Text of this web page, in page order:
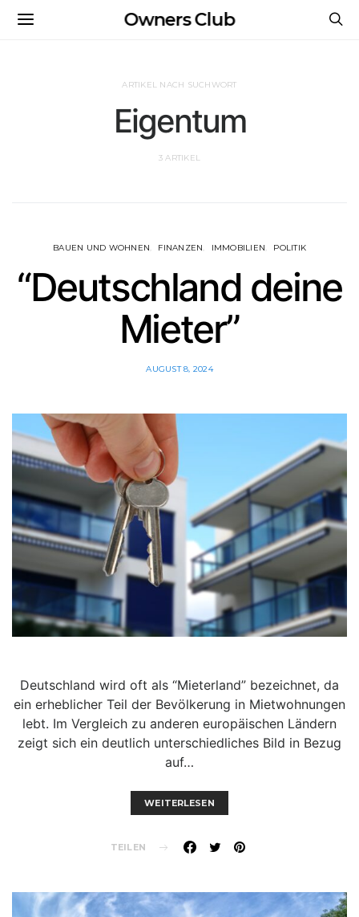
Owners Club
ARTIKEL NACH SUCHWORT
Eigentum
3 ARTIKEL
BAUEN UND WOHNEN FINANZEN IMMOBILIEN POLITIK
“Deutschland deine
Mieter”
AUGUST 8, 2024
Deutschland wird oft als “Mieterland” bezeichnet, da
ein erheblicher Teil der Bevölkerung in Mietwohnungen
lebt. Im Vergleich zu anderen europäischen Ländern
zeigt sich ein deutlich unterschiedliches Bild in Bezug
auf…
WEITERLESEN
TEILEN